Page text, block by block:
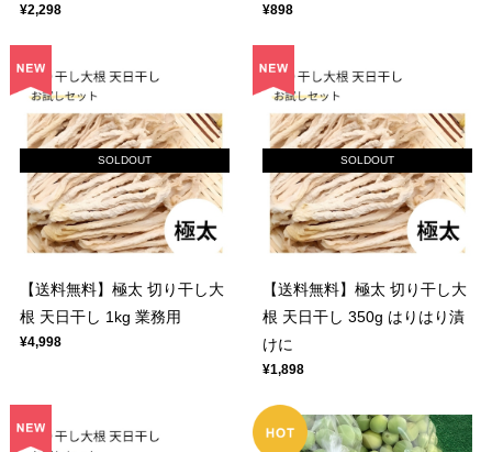
¥2,298 ¥898
SOLDOUT
【送料無料】極太 切り干し大
根 天日干し 1kg 業務用
¥4,998
SOLDOUT
【送料無料】極太 切り干し大
根 天日干し 350g はりはり漬
けに
¥1,898